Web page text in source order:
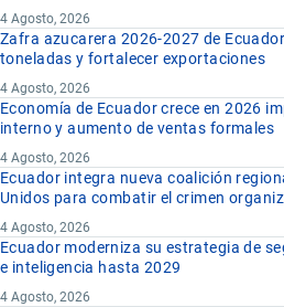
4 Agosto, 2026
Zafra azucarera 2026-2027 de
toneladas y fortalecer exportaciones
4 Agosto, 2026
Economía de Ecuador crece en 2026
interno y aumento de ventas formales
4 Agosto, 2026
Ecuador integra nueva coalición
Unidos para combatir el crimen
4 Agosto, 2026
Ecuador moderniza su estrategia de
e inteligencia hasta 2029
4 Agosto, 2026